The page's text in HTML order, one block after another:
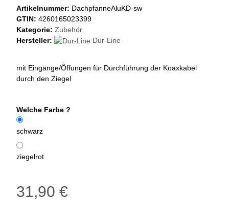
Artikelnummer: DachpfanneAluKD-sw
GTIN: 4260165023399
Kategorie: Zubehör
Hersteller:
Dur-Line
mit Eingänge/Öffungen für Durchführung der Koaxkabel
durch den Ziegel
Welche Farbe ?
schwarz
ziegelrot
31,90 €